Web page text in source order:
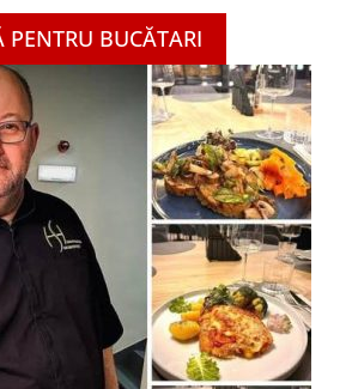
PENTRU BUCĂTARI